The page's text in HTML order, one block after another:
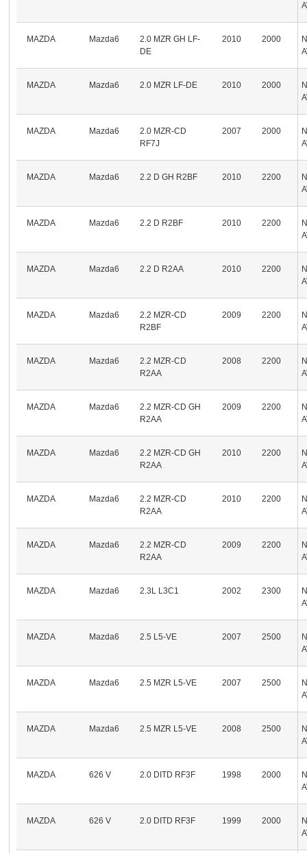
MAZDA Mazda6
2.0 MZR GH LF-
DE
2010 2000
MAZDA Mazda6 2.0 MZR LF-DE 2010 2000
MAZDA Mazda6
2.0 MZR-CD
RF7J
2007 2000
MAZDA Mazda6 2.2 D GH R2BF 2010 2200
MAZDA Mazda6 2.2 D R2BF 2010 2200
MAZDA Mazda6 2.2 D R2AA 2010 2200
MAZDA Mazda6
2.2 MZR-CD
R2BF
2009 2200
MAZDA Mazda6
2.2 MZR-CD
R2AA
2008 2200
MAZDA Mazda6
2.2 MZR-CD GH
R2AA
2009 2200
MAZDA Mazda6
2.2 MZR-CD GH
R2AA
2010 2200
MAZDA Mazda6
2.2 MZR-CD
R2AA
2010 2200
MAZDA Mazda6
2.2 MZR-CD
R2AA
2009 2200
MAZDA Mazda6 2.3L L3C1 2002 2300
MAZDA Mazda6 2.5 L5-VE 2007 2500
MAZDA Mazda6 2.5 MZR L5-VE 2007 2500
MAZDA Mazda6 2.5 MZR L5-VE 2008 2500
MAZDA 626 V 2.0 DITD RF3F 1998 2000
MAZDA 626 V 2.0 DITD RF3F 1999 2000